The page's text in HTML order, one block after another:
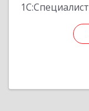
1С:Специалист